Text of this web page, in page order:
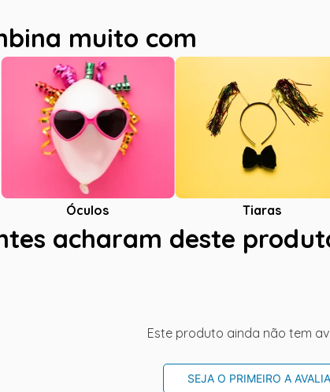
muito com
Óculos Tiaras
acharam deste
Este produto ainda não tem
SEJA O PRIMEIRO A